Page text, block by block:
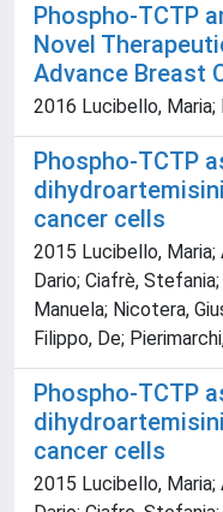
Phospho-TCTP
Novel
Advance Breast
2016 Lucibello, Maria;
Phospho-TCTP
cancer cells
2015 Lucibello, Maria;
Dario; Ciafrè,
Manuela; Nicotera,
Filippo, De;
Phospho-TCTP
cancer cells
2015 Lucibello, Maria;